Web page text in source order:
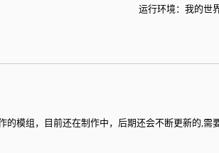
运行环境：我的世
模组，目前还在制作中，后期还会不断更新的,需